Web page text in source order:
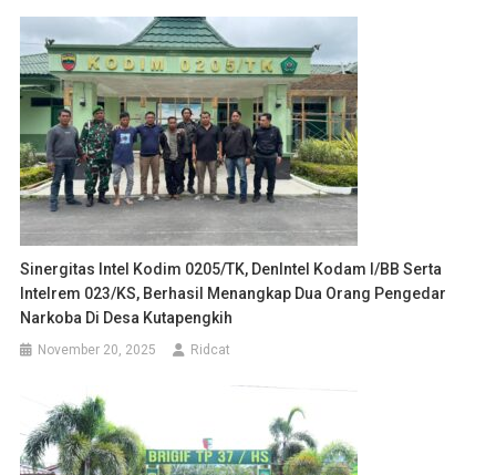
Sinergitas Intel Kodim 0205/TK, DenIntel Kodam I/BB Serta
Intelrem 023/KS, Berhasil Menangkap Dua Orang Pengedar
Narkoba Di Desa Kutapengkih
November 20, 2025 Ridcat